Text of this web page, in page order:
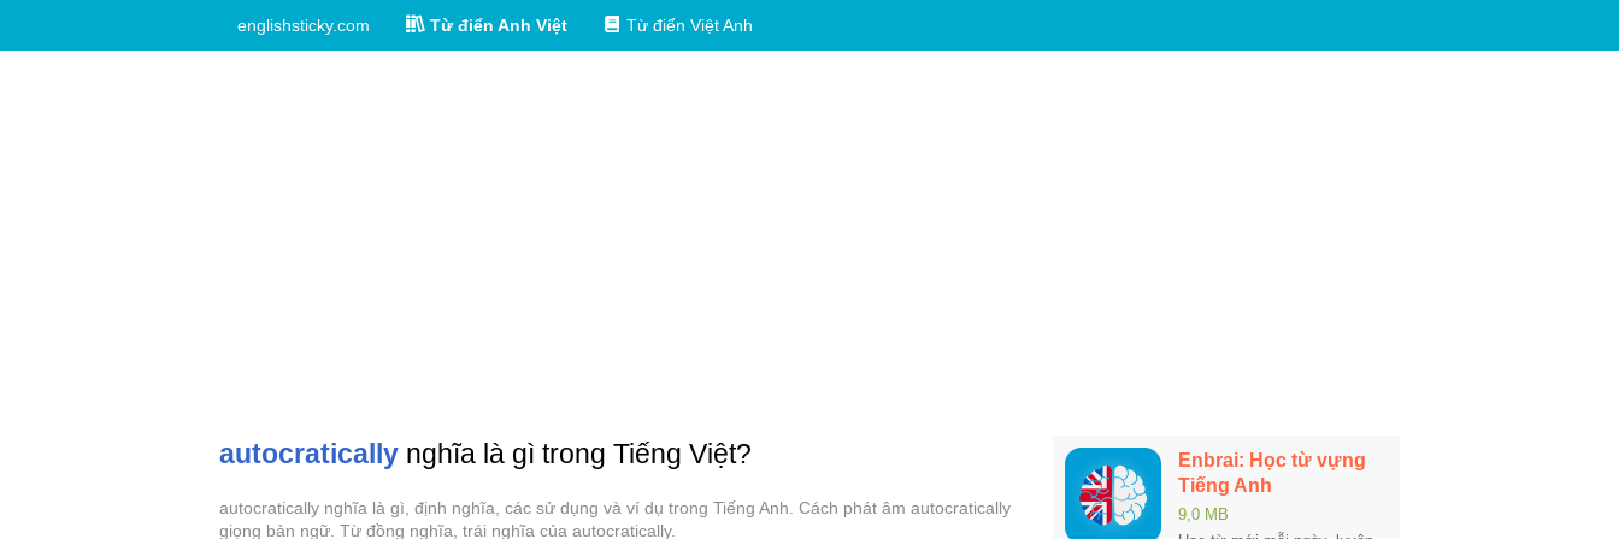
englishsticky.com Từ điển Anh Việt Từ điển Việt Anh
autocratically nghĩa là gì trong Tiếng Việt?
autocratically nghĩa là gì, định nghĩa, các sử dụng và ví dụ trong Tiếng Anh. Cách phát âm autocratically
giọng bản ngữ. Từ đồng nghĩa, trái nghĩa của autocratically.
Enbrai: Học từ vựng
Tiếng Anh
9,0 MB